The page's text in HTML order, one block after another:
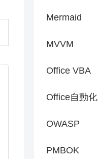
Mermaid
MVVM
Office VBA
Office自動化
OWASP
PMBOK